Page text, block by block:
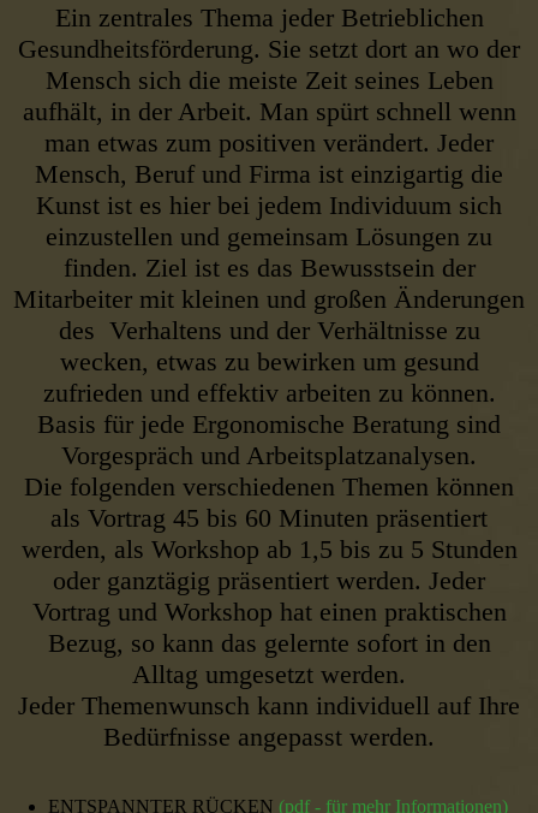
Ein zentrales Thema jeder Betrieblichen
Gesundheitsförderung. Sie setzt dort an wo der
Mensch sich die meiste Zeit seines Leben
aufhält, in der Arbeit. Man spürt schnell wenn
man etwas zum positiven verändert. Jeder
Mensch, Beruf und Firma ist einzigartig die
Kunst ist es hier bei jedem Individuum sich
einzustellen und gemeinsam Lösungen zu
finden. Ziel ist es das Bewusstsein der
Mitarbeiter mit kleinen und großen Änderungen
des Verhaltens und der Verhältnisse zu
wecken, etwas zu bewirken um gesund
zufrieden und effektiv arbeiten zu können.
Basis für jede Ergonomische Beratung sind
Vorgespräch und Arbeitsplatzanalysen.
Die folgenden verschiedenen Themen können
als Vortrag 45 bis 60 Minuten präsentiert
werden, als Workshop ab 1,5 bis zu 5 Stunden
oder ganztägig präsentiert werden. Jeder
Vortrag und Workshop hat einen praktischen
Bezug, so kann das gelernte sofort in den
Alltag umgesetzt werden.
Jeder Themenwunsch kann individuell auf Ihre
Bedürfnisse angepasst werden.
ENTSPANNTER RÜCKEN (pdf- für mehr Informationen)